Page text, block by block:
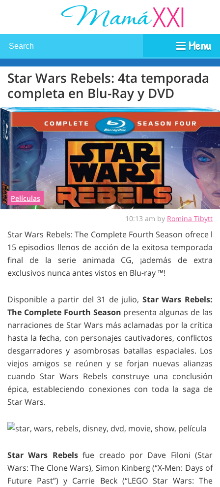
Menu
Star Wars Rebels: 4ta temporada
completa en Blu-Ray y DVD
Películas
10:13 am by Romina Tibytt
Star Wars Rebels: The Complete Fourth Season ofrece l
15 episodios llenos de acción de la exitosa temporada
final de la serie animada CG, ¡además de extra
exclusivos nunca antes vistos en Blu-ray ™!
Disponible a partir del 31 de julio, Star Wars Rebels:
The Complete Fourth Season presenta algunas de las
narraciones de Star Wars más aclamadas por la crítica
hasta la fecha, con personajes cautivadores, conflictos
desgarradores y asombrosas batallas espaciales. Los
viejos amigos se reúnen y se forjan nuevas alianzas
cuando Star Wars Rebels construye una conclusión
épica, estableciendo conexiones con toda la saga de
Star Wars.
Star Wars Rebelsfue creado por Dave Filoni (Star
Wars: The Clone Wars), Simon Kinberg (“X-Men: Days of
Future Past”) y Carrie Beck (“LEGO Star Wars: The